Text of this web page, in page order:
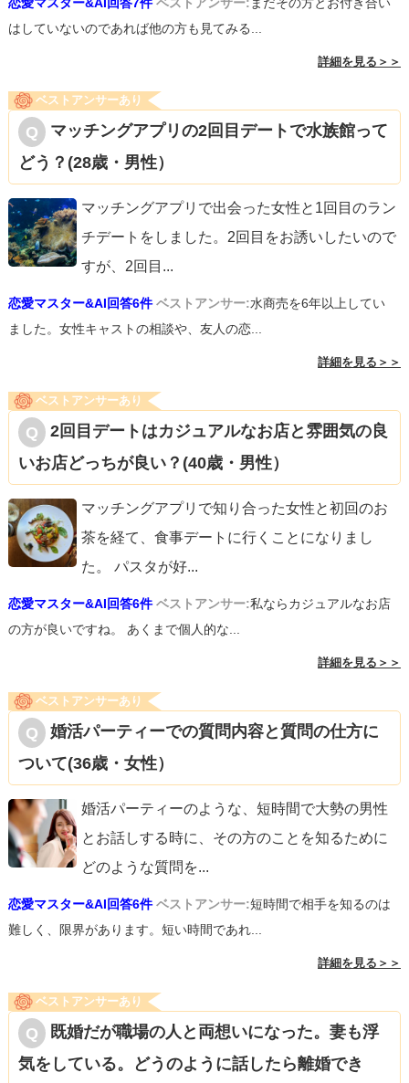
はしていないのであれば他の方も見てみる...
詳細を見る＞＞
ベストアンサーあり
マッチングアプリの2回目デートで水族館って
どう？(28歳・男性）
マッチングアプリで出会った女性と1回目のラン
チデートをしました。2回目をお誘いしたいので
すが、2回目 ...
恋愛マスター&AI回答6件 ベストアンサー:水商売を6年以上してい
ました。女性キャストの相談や、友人の恋...
詳細を見る＞＞
ベストアンサーあり
2回目デートはカジュアルなお店と雰囲気の良
いお店どっちが良い？(40歳・男性）
マッチングアプリで知り合った女性と初回のお
茶を経て、食事デートに行くことになりまし
た。 パスタが好...
恋愛マスター&AI回答6件 ベストアンサー:私ならカジュアルなお店
の方が良いですね。 あくまで個人的な...
詳細を見る＞＞
ベストアンサーあり
婚活パーティーでの質問内容と質問の仕方に
ついて(36歳・女性）
婚活パーティーのような、短時間で大勢の男性
とお話しする時に、その方のことを知るために
どのような質問を...
恋愛マスター&AI回答6件 ベストアンサー:短時間で相手を知るのは
難しく、限界があります。短い時間であれ...
詳細を見る＞＞
ベストアンサーあり
既婚だが職場の人と両想いになった。妻も浮
気をしている。どうのように話したら離婚でき